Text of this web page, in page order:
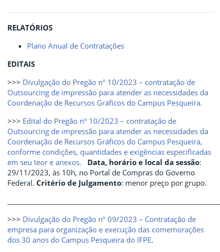
RELATÓRIOS
Plano Anual de Contratações
EDITAIS
>>> Divulgação do Pregão nº 10/2023 – contratação de
Outsourcing de impressão para atender as necessidades da
Coordenação de Recursos Gráficos do Campus Pesqueira.
>>> Edital do Pregão nº 10/2023 – contratação de
Outsourcing de impressão para atender as necessidades da
Coordenação de Recursos Gráficos do Campus Pesqueira,
conforme condições, quantidades e exigências especificadas
em seu teor e anexos.
Data, horário e local da sessão:
29/11/2023, às 10h, no Portal de Compras do Governo
Federal. Critério de Julgamento: menor preço por grupo.
>>> Divulgação do Pregão nº 09/2023 – Contratação de
empresa para organização e execução das comemorações
dos 30 anos do Campus Pesqueira do IFPE.